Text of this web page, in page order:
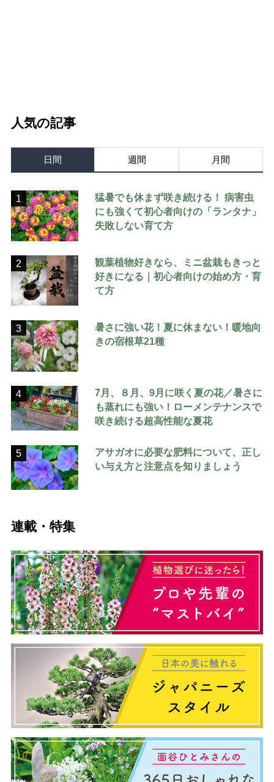
人気の記事
日間 週間 月間
1
猛暑でも休まず咲き続ける！ 病害虫
にも強くて初心者向けの「ランタナ」
失敗しない育て方
2
観葉植物好きなら、ミニ盆栽もきっと
好きになる｜初心者向けの始め方・育
て方
3
暑さに強い花！夏に休まない！暖地向
きの宿根草21種
4
7月、８月、9月に咲く夏の花／暑さに
も蒸れにも強い！ローメンテナンスで
咲き続ける超高性能な夏花
5
アサガオに必要な肥料について、正し
い与え方と注意点を知りましょう
連載・特集